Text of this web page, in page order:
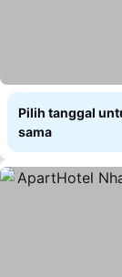
Pilih tanggal
sama